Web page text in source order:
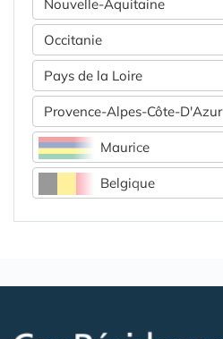
Nouvelle-Aquitaine
Occitanie
Pays de la Loire
Provence-Alpes-Côte-D'Azur
Maurice
Belgique